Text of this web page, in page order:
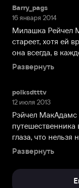
где
сыграла
главную
сезоне.
из-
за
возрастающей
популярности
Рэйчел
МакАдамс
съёмки
Barry_pags
16 января 2014
Милашка Рейчел
стареет, хотя ей
она всегда, в
См...
Развернуть
polksdtttv
12 июля 2013
Рэйчел
путешественника
глаза, что
вс...
Развернуть